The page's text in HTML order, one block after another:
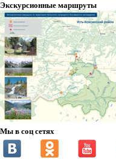
Экскурсионные маршруты
Мы в соц сетях